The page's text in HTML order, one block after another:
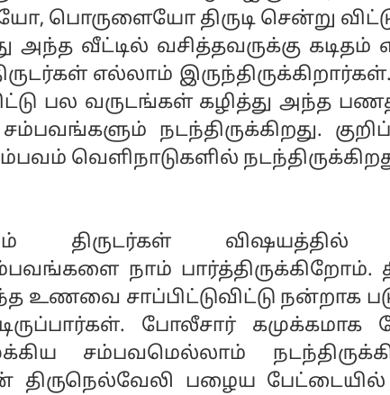
பொருளையோ திருடி சென்று
அந்த வீட்டில் வசித்தவருக்கு கடிதம்
எல்லாம்
பல வருடங்கள் கழித்து அந்த
நடந்திருக்கிறது.
வெளிநாடுகளில்
திருடர்கள்
நாம் பார்த்திருக்கிறோம்.
உணவை சாப்பிட்டுவிட்டு நன்றாக
போலீசார் கமுக்கமாக
சம்பவமெல்லாம்
திருநெல்வேலி பழைய பேட்டையில்